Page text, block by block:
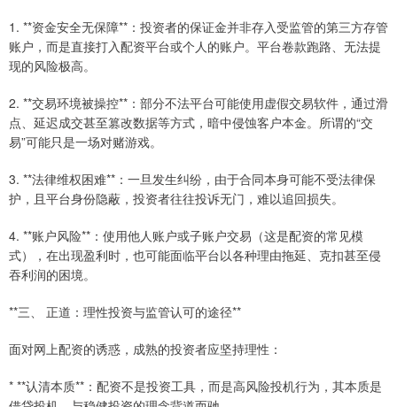
1. **资金安全无保障**：投资者的保证金并非存入受监管的第三方存管
账户，而是直接打入配资平台或个人的账户。平台卷款跑路、无法提
现的风险极高。
2. **交易环境被操控**：部分不法平台可能使用虚假交易软件，通过滑
点、延迟成交甚至篡改数据等方式，暗中侵蚀客户本金。所谓的“交
易”可能只是一场对赌游戏。
3. **法律维权困难**：一旦发生纠纷，由于合同本身可能不受法律保
护，且平台身份隐蔽，投资者往往投诉无门，难以追回损失。
4. **账户风险**：使用他人账户或子账户交易（这是配资的常见模
式），在出现盈利时，也可能面临平台以各种理由拖延、克扣甚至侵
吞利润的困境。
**三、 正道：理性投资与监管认可的途径**
面对网上配资的诱惑，成熟的投资者应坚持理性：
* **认清本质**：配资不是投资工具，而是高风险投机行为，其本质是